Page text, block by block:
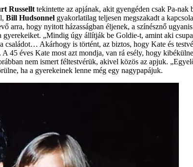
Russellt tekintette az apjának, akit gyengéden csak Pa-
Bill Hudsonnel gyakorlatilag teljesen megszakadt a
arra, hogy nyitott házasságban éljenek, a színésznő
„Mindig úgy állítják be Goldie-t, amint aki
Akárhogy is történt, az biztos, hogy Kate és
45 éves Kate most azt mondja, van rá esély, hogy
nem ismert féltestvérük, akivel közös az apjuk.
ha a gyerekeinek lenne még egy nagypapájuk.